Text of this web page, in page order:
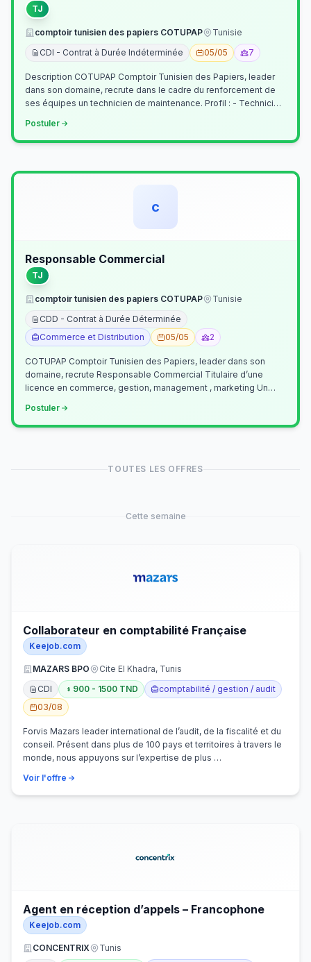
TJ
comptoir tunisien des papiers COTUPAP
Tunisie
CDI - Contrat à Durée Indéterminée
05/05 7
Description COTUPAP Comptoir Tunisien des Papiers, leader
dans son domaine, recrute dans le cadre du renforcement de
ses équipes un technicien de maintenance. Profil : - Technicien
Postuler
c
Responsable Commercial
TJ
comptoir tunisien des papiers COTUPAP
Tunisie
CDD - Contrat à Durée Déterminée
Commerce et Distribution
05/05 2
COTUPAP Comptoir Tunisien des Papiers, leader dans son
domaine, recrute Responsable Commercial Titulaire d’une
licence en commerce, gestion, management , marketing Un
Postuler
TOUTES LES OFFRES
Cette semaine
Collaborateur en comptabilité Française
Keejob.com
MAZARS BPO
Cite El Khadra, Tunis
CDI
900 - 1500 TND
comptabilité / gestion / audit
03/08
Forvis Mazars leader international de l’audit, de la fiscalité et du
conseil. Présent dans plus de 100 pays et territoires à travers le
monde, nous appuyons sur l’expertise de plus …
Voir l'offre
Agent en réception d’appels – Francophone
Keejob.com
CONCENTRIX
Tunis